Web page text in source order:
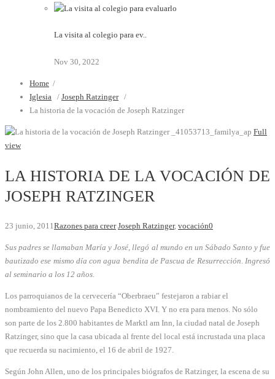
La visita al colegio para ev..
Nov 30, 2022
Home /
Iglesia / Joseph Ratzinger/
La historia de la vocación de Joseph Ratzinger
_41053713_familya_ap Full
view
LA HISTORIA DE LA VOCACIÓN DE
JOSEPH RATZINGER
23 junio, 2011Razones para creer Joseph Ratzinger, vocación0
Sus padres se llamaban María y José, llegó al mundo en un Sábado Santo y fue
bautizado ese mismo día con agua bendita de Pascua de Resurrección. Ingresó
al seminario a los 12 años.
Los parroquianos de la cervecería “Oberbraeu” festejaron a rabiar el
nombramiento del nuevo Papa Benedicto XVI. Y no era para menos. No sólo
son parte de los 2.800 habitantes de Marktl am Inn, la ciudad natal de Joseph
Ratzinger, sino que la casa ubicada al frente del local está incrustada una placa
que recuerda su nacimiento, el 16 de abril de 1927.
Según John Allen, uno de los principales biógrafos de Ratzinger, la escena de su